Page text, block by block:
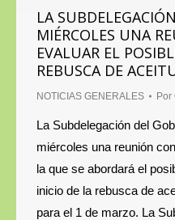
LA
MIÉRCOLES UNA
EVALUAR EL
REBUSCA DE
NOTICIAS GENERALES Por
La Subdelegación del
miércoles una reunión
la que se abordará el
inicio de la rebusca de
para el 1 de marzo. La